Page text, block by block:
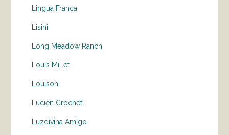
Lingua Franca
Lisini
Long Meadow Ranch
Louis Millet
Louison
Lucien Crochet
Luzdivina Amigo